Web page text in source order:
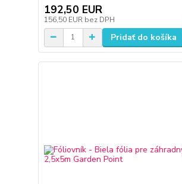
192,50 EUR
156,50 EUR bez DPH
Pridať do košíka